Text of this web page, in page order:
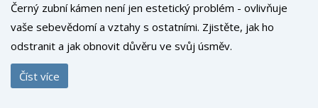
Černý zubní kámen není jen estetický problém - ovlivňuje
vaše sebevědomí a vztahy s ostatními. Zjistěte, jak ho
odstranit a jak obnovit důvěru ve svůj úsměv.
Číst více